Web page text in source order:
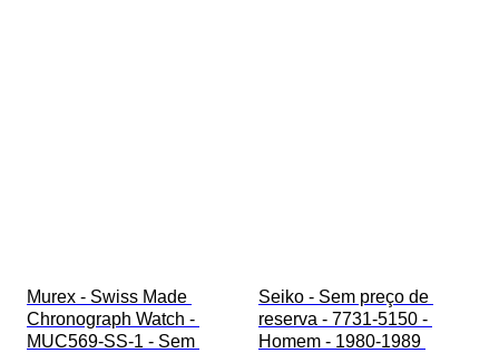
Murex - Swiss Made
Chronograph Watch -
MUC569-SS-1 - Sem
Seiko - Sem preço de
reserva - 7731-5150 -
Homem - 1980-1989